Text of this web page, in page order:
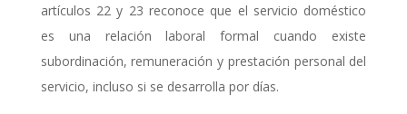
artículos 22 y 23 reconoce que el servicio doméstico
es una relación laboral formal cuando existe
subordinación, remuneración y prestación personal del
servicio, incluso si se desarrolla por días.